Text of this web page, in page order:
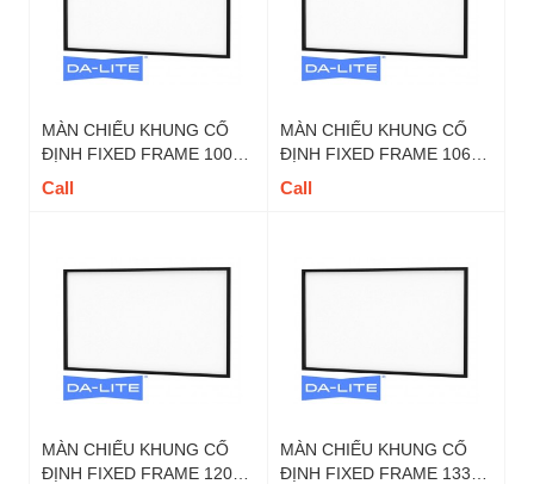
MÀN CHIẾU KHUNG CỐ
ĐỊNH FIXED FRAME 100
INCH DALITE - MÃ FIX100
Call
MÀN CHIẾU KHUNG CỐ
ĐỊNH FIXED FRAME 106
INCH DALITE - MÃ FIX106
Call
MÀN CHIẾU KHUNG CỐ
ĐỊNH FIXED FRAME 120
MÀN CHIẾU KHUNG CỐ
ĐỊNH FIXED FRAME 133